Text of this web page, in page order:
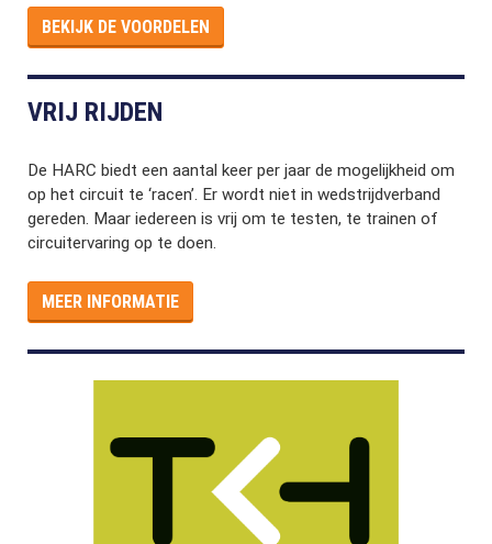
BEKIJK DE VOORDELEN
VRIJ RIJDEN
De HARC biedt een aantal keer per jaar de mogelijkheid om
op het circuit te ‘racen’. Er wordt niet in wedstrijdverband
gereden. Maar iedereen is vrij om te testen, te trainen of
circuitervaring op te doen.
MEER INFORMATIE